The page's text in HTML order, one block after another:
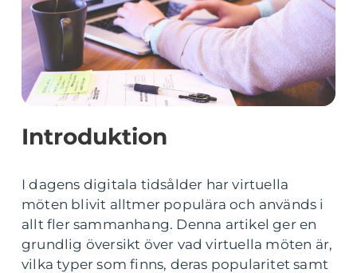
Introduktion
I dagens digitala tidsålder har virtuella
möten blivit alltmer populära och används i
allt fler sammanhang. Denna artikel ger en
grundlig översikt över vad virtuella möten är,
vilka typer som finns, deras popularitet samt